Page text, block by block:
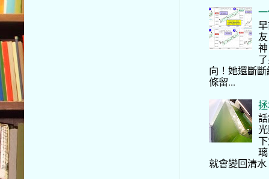
向！她還斷
條留...
就會變回清